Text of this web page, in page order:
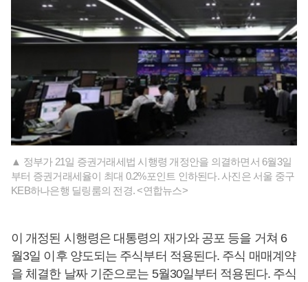
▲ 정부가 21일 증권거래세법 시행령 개정안을 의결하면서 6월3일
부터 증권거래세율이 최대 0.2%포인트 인하된다. 사진은 서울 중구
KEB하나은행 딜링룸의 전경. <연합뉴스>
이 개정된 시행령은 대통령의 재가와 공포 등을 거쳐 6
월3일 이후 양도되는 주식부터 적용된다. 주식 매매계약
을 체결한 날짜 기준으로는 5월30일부터 적용된다. 주식